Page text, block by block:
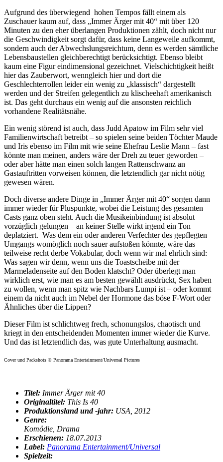
Aufgrund des überwiegend hohen Tempos fällt einem als
Zuschauer kaum auf, dass „Immer Ärger mit 40“ mit über 120
Minuten zu den eher überlangen Produktionen zählt, doch nicht nur
die Geschwindigkeit sorgt dafür, dass keine Langeweile aufkommt,
sondern auch der Abwechslungsreichtum, denn es werden sämtliche
Lebensbaustellen gleichberechtigt berücksichtigt. Ebenso bleibt
kaum eine Figur eindimensional gezeichnet. Vielschichtigkeit heißt
hier das Zauberwort, wenngleich hier und dort die
Geschlechterrollen leider ein wenig zu „klassisch“ dargestellt
werden und der Streifen gelegentlich zu klischeehaft amerikanisch
ist. Das geht durchaus ein wenig auf die ansonsten reichlich
vorhandene Realitätsnähe.
Ein wenig störend ist auch, dass Judd Apatow im Film sehr viel
Familienwirtschaft betreibt – so spielen seine beiden Töchter Maude
und Iris ebenso im Film mit wie seine Ehefrau Leslie Mann – fast
könnte man meinen, anders wäre der Dreh zu teuer geworden –
oder aber hätte man einen solch langen Rattenschwanz an
Gastauftritten vorweisen können, die letztendlich gar nicht nötig
gewesen wären.
Doch diverse andere Dinge in „Immer Ärger mit 40“ sorgen dann
immer wieder für Pluspunkte, wobei die Leistung des gesamten
Casts ganz oben steht. Auch die Musikeinbindung ist absolut
vorzüglich gelungen – an keiner Stelle wirkt irgend ein Ton
deplatziert. Was dem ein oder anderen Verfechter des gepflegten
Umgangs womöglich noch sauer aufstoßen könnte, wäre das
teilweise recht derbe Vokabular, doch wenn wir mal ehrlich sind:
Was sagen wir denn, wenn uns die Toastscheibe mit der
Marmeladenseite auf den Boden klatscht? Oder überlegt man
wirklich erst, wie man es am besten gewählt ausdrückt, Sex haben
zu wollen, wenn man spitz wie Nachbars Lumpi ist – oder kommt
einem da nicht auch im Nebel der Hormone das böse F-Wort oder
Ähnliches über die Lippen?
Dieser Film ist schlichtweg frech, schonungslos, chaotisch und
kriegt in den entscheidenden Momenten immer wieder die Kurve.
Und das ist letztendlich das, was gute Unterhaltung ausmacht.
Cover und Packshots © Panorama Entertainment/Universal Pictures
Titel: Immer Ärger mit 40
Originaltitel: This Is 40
Produktionsland und -jahr: USA, 2012
Genre:
Komödie, Drama
Erschienen: 18.07.2013
Label: Panorama Entertainment/Universal
Spielzeit: